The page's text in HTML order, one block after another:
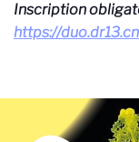
Inscription
https://